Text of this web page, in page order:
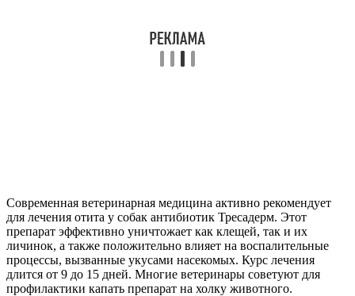
Современная ветеринарная медицина активно рекомендует
для лечения отита у собак антибиотик Тресадерм. Этот
препарат эффективно уничтожает как клещей, так и их
личинок, а также положительно влияет на воспалительные
процессы, вызванные укусами насекомых. Курс лечения
длится от 9 до 15 дней. Многие ветеринары советуют для
профилактики капать препарат на холку животного.